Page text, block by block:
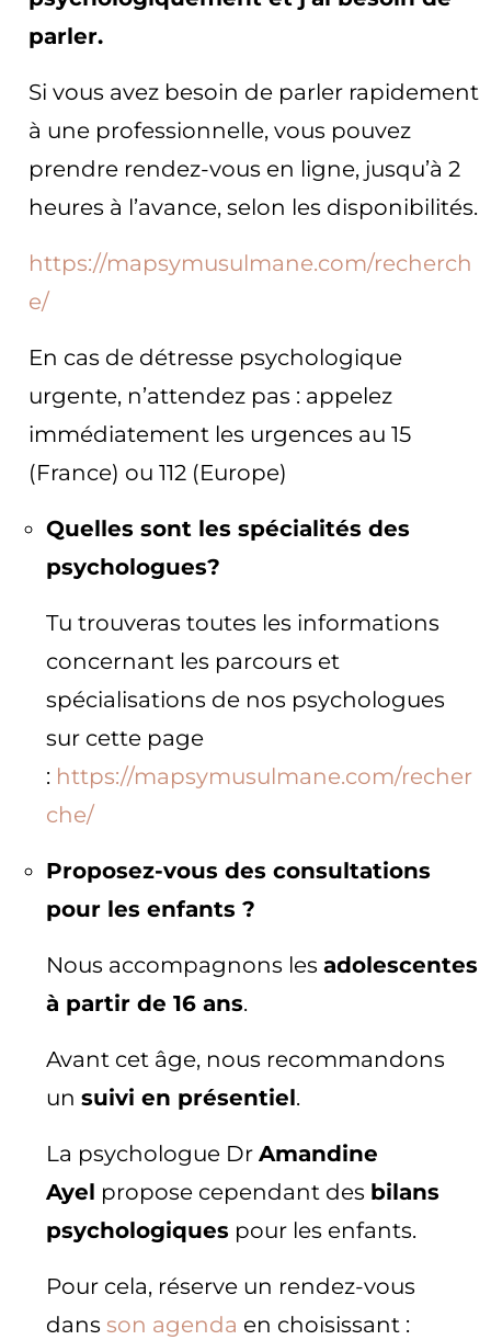
parler.
Si vous avez besoin de parler rapidement
à une professionnelle, vous pouvez
prendre rendez-vous en ligne, jusqu’à 2
heures à l’avance, selon les disponibilités.
https://mapsymusulmane.com/recherch
e/
En cas de détresse psychologique
urgente, n’attendez pas : appelez
immédiatement les urgences au 15
(France) ou 112 (Europe)
Quelles sont les spécialités des
psychologues?
Tu trouveras toutes les informations
concernant les parcours et
spécialisations de nos psychologues
sur cette page
: https://mapsymusulmane.com/recher
che/
Proposez-vous des consultations
pour les enfants ?
Nous accompagnons les adolescentes
à partir de 16 ans.
Avant cet âge, nous recommandons
un suivi en présentiel.
La psychologue Dr Amandine
Ayel propose cependant des bilans
psychologiques pour les enfants.
Pour cela, réserve un rendez-vous
dans son agenda en choisissant :